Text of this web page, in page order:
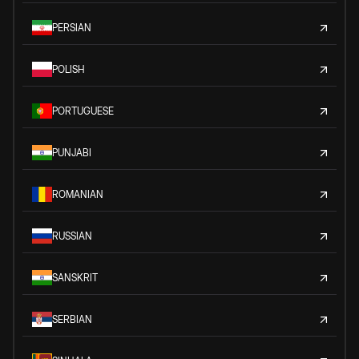
PERSIAN
POLISH
PORTUGUESE
PUNJABI
ROMANIAN
RUSSIAN
SANSKRIT
SERBIAN